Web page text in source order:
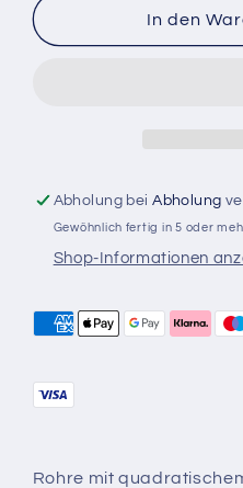
In den
Abholung beiAbholung
Gewöhnlich fertig in 5 oder
Shop-Informationen
Rohre mit